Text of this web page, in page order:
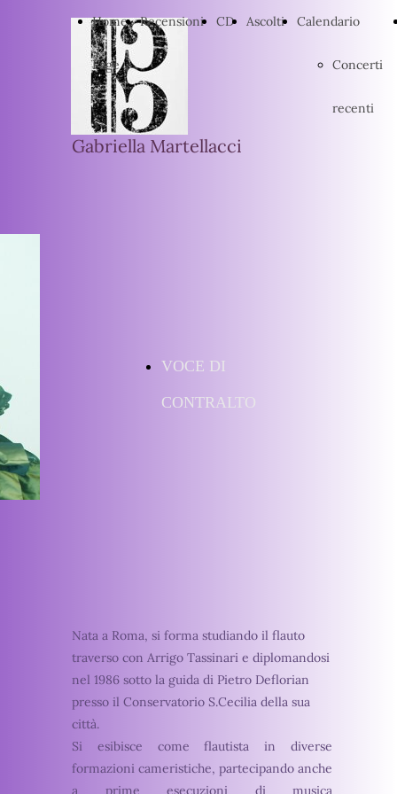
Gabriella Martellacci
Home
Page
Recensioni CD Ascolti Calendario
Concerti
recenti
VOCE DI
CONTRALTO
Nata a Roma, si forma studiando il flauto
traverso con Arrigo Tassinari e diplomandosi
nel 1986 sotto la guida di Pietro Deflorian
presso il Conservatorio S.Cecilia della sua
città.
Si esibisce come flautista in diverse
formazioni cameristiche, partecipando anche
a prime esecuzioni di musica